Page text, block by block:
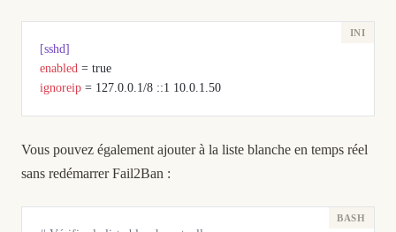
[sshd]
enabled = true
ignoreip = 127.0.0.1/8 ::1 10.0.1.50
Vous pouvez également ajouter à la liste blanche en temps réel
sans redémarrer Fail2Ban :